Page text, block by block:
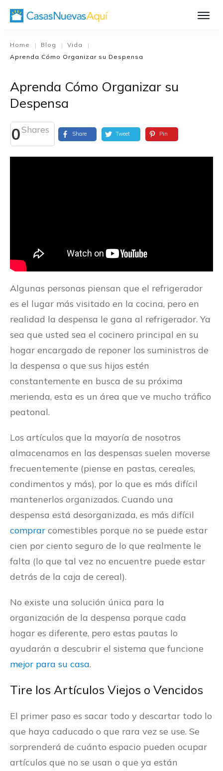
El Proceso de
Home | Blog | Vida
|
Aprenda Cómo Organizar su Despensa
Aprenda Cómo Organizar su
Despensa
0Shares Share Tweet Pin
Algunas personas piensan que el refrigerador
es el lugar más visitado en la cocina, pero en
realidad la despensa le gana al refrigerador. Ya
sea que usted sea el cocinero principal en su
hogar encargado de reponer los suministros de
la despensa o que sus hijos estén
constantemente en busca de su próxima
merienda, esta es un área que ve mucho tráfico
peatonal.
Los artículos que la mayoría de nosotros
almacenamos en las despensas suelen moverse
frecuentemente (piense en pastas, cereales,
condimentos y más), por lo que es más difícil
mantenerlos organizados. Cuando una
despensa está desorganizada, es más difícil
comprar comestibles porque no se puede estar
cien por ciento seguro de lo que realmente le
falta (lo que tal vez no encuentre puede estar
detrás de la caja de cereal).
No existe una solución única para la
organización de la despensa porque cada
hogar es diferente, pero estas pautas lo
ayudarán a descubrir el sistema que funcione
mejor para su casa.
Tire los Artículos Viejos o Vencidos
El primer paso es sacar todo y descartar todo lo
que haya caducado o que rara vez se use. Se
sorprenderá de cuánto espacio pueden ocupar
artículos que no se usan o que ya están